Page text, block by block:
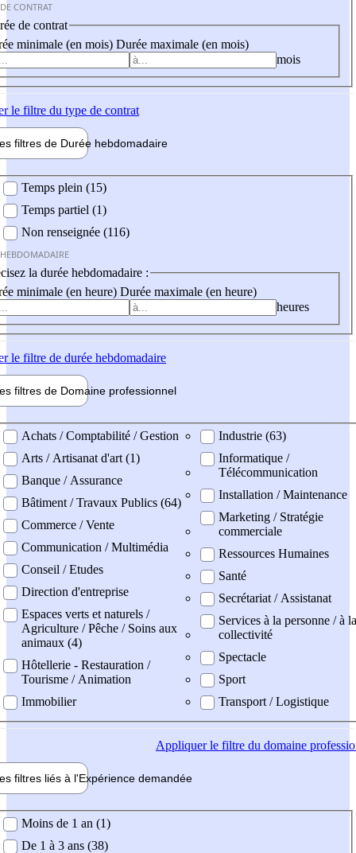
CONTRAT
de contrat
minimale (en mois) Durée maximale (en mois)
mois
le filtre du type de contrat
filtres de Durée hebdomadaire
Temps plein (15)
Temps partiel (1)
Non renseignée (116)
la durée hebdomadaire :
minimale (en heure) Durée maximale (en heure)
heures
le filtre de durée hebdomadaire
filtres de Domaine professionnel
professionel
Achats / Comptabilité / Gestion
Arts / Artisanat d'art (1)
Banque / Assurance
Bâtiment / Travaux Publics (64)
Commerce / Vente
Communication / Multimédia
Conseil / Etudes
Direction d'entreprise
Espaces verts et naturels /
Agriculture / Pêche / Soins aux
animaux (4)
Hôtellerie - Restauration /
Tourisme / Animation
Immobilier
Industrie (63)
Informatique /
Télécommunication
Installation / Maintenance
Marketing / Stratégie
commerciale
Ressources Humaines
Santé
Secrétariat / Assistanat
Services à la personne / à la
collectivité
Spectacle
Sport
Transport / Logistique
Appliquerle filtre du domaine
filtres liés à l'Expérience demandée
demandée
Moins de 1 an (1)
De 1 à 3 ans (38)